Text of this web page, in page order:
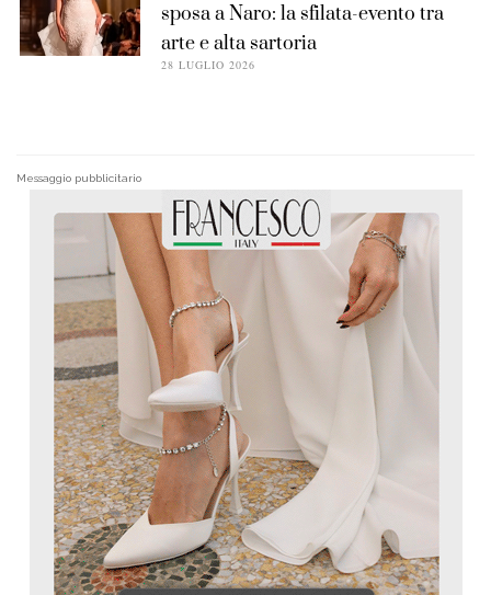
sposa a Naro: la sfilata-evento tra
arte e alta sartoria
28 LUGLIO 2026
Messaggio pubblicitario